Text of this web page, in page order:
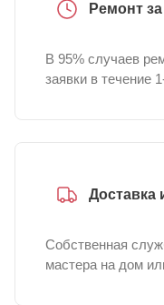
Ремонт
В 95% случаев
заявки в течение
Доставка
Собственная
мастера на дом